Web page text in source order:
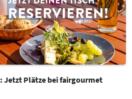
Jetzt Plätze bei fairgourmet